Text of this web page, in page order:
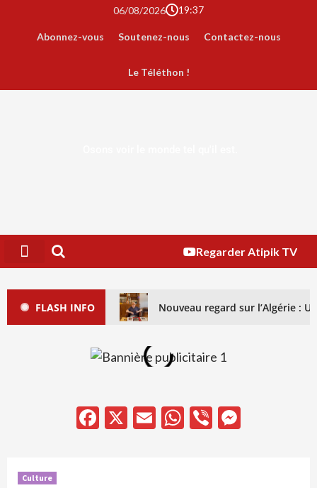
06/08/2026 19:37
Abonnez-vous Soutenez-nous Contactez-nous
Le Téléthon !
Regarder Atipik TV
FLASH INFO Nouveau regard sur l’Algérie :
Facebook
X EmailWhatsApp
Viber
Culture